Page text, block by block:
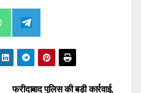
Share
on
W
h
t
s
Share
on
T
e
l
g
a
फरीदाबाद पुलिस की बड़ी कार्रवाई,